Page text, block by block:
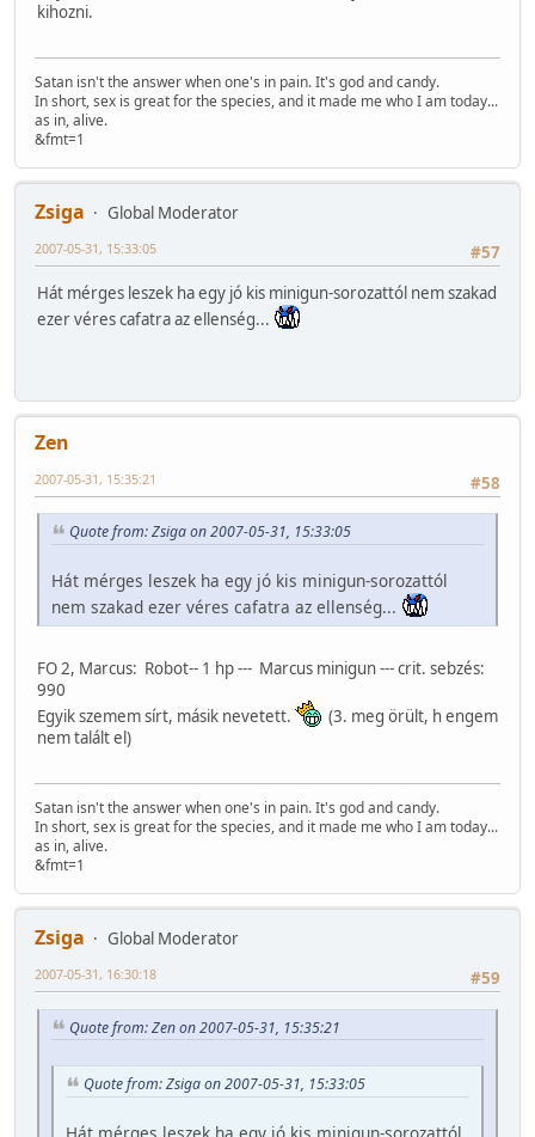
kihozni.
Satan isn't the answer when one's in pain. It's god and candy.
In short, sex is great for the species, and it made me who I am today...
as in, alive.
&fmt=1
Zsiga
Global Moderator
#57
2007-05-31, 15:33:05
Hát mérges leszek ha egy jó kis minigun-sorozattól nem szakad
ezer véres cafatra az ellenség...
Zen
#58
2007-05-31, 15:35:21
Quote from: Zsiga on 2007-05-31, 15:33:05
Hát mérges leszek ha egy jó kis minigun-sorozattól
nem szakad ezer véres cafatra az ellenség...
FO 2, Marcus: Robot-- 1 hp --- Marcus minigun --- crit. sebzés:
990
Egyik szemem sírt, másik nevetett.
(3. meg örült, h engem
nem talált el)
Satan isn't the answer when one's in pain. It's god and candy.
In short, sex is great for the species, and it made me who I am today...
as in, alive.
&fmt=1
Zsiga
Global Moderator
#59
2007-05-31, 16:30:18
Quote from: Zen on 2007-05-31, 15:35:21
Quote from: Zsiga on 2007-05-31, 15:33:05